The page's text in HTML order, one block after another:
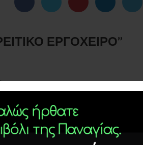
ΕΡΓΌΧΕΙΡΟ”
τα σχόλιά μας.. Παρακαλούμε να
να μη βρεθούμε στην δύσκολη θέση της